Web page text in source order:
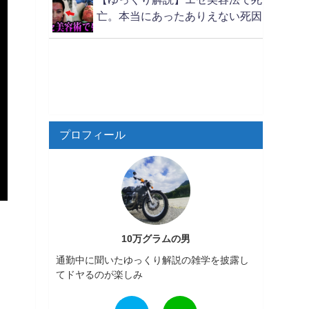
亡。本当にあったありえない死因
プロフィール
10万グラムの男
通勤中に聞いたゆっくり解説の雑学を披露し
てドヤるのが楽しみ